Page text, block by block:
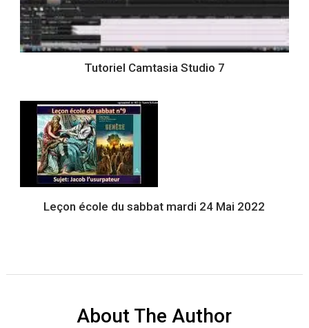
Tutoriel Camtasia Studio 7
Leçon école du sabbat mardi 24 Mai 2022
About The Author